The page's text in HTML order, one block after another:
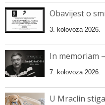
Obavijest o
3. kolovoza 2026.
In memoriam
7. kolovoza 2026.
U Mraclin